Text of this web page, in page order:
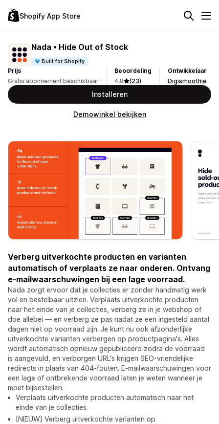
Shopify App Store
Nada • Hide Out of Stock
Built for Shopify
Prijs
Gratis abonnement beschikbaar
Beoordeling
4,8
(23)
Ontwikkelaar
Digismoothie
Installeren
Demowinkel bekijken
Verberg uitverkochte producten en varianten
automatisch of verplaats ze naar onderen. Ontvang
e-mailwaarschuwingen bij een lage voorraad.
Nada zorgt ervoor dat je collecties er zonder handmatig werk
vol en bestelbaar uitzien. Verplaats uitverkochte producten
naar het einde van je collecties, verberg ze in je webshop of
doe allebei — en verberg ze pas nadat ze een ingesteld aantal
dagen niet op voorraad zijn. Je kunt nu ook afzonderlijke
uitverkochte varianten verbergen op productpagina's. Alles
wordt automatisch opnieuw gepubliceerd zodra de voorraad
is aangevuld, en verborgen URL's krijgen SEO-vriendelijke
redirects in plaats van 404-fouten. E-mailwaarschuwingen voor
een lage of ontbrekende voorraad laten je weten wanneer je
moet bijbestellen.
Verplaats uitverkochte producten automatisch naar het
einde van je collecties.
[NIEUW] Verberg uitverkochte varianten op